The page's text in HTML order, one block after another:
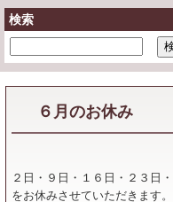
検索
６月のお休み
２日・９日・１６日・２３日
をお休みさせていただきます。